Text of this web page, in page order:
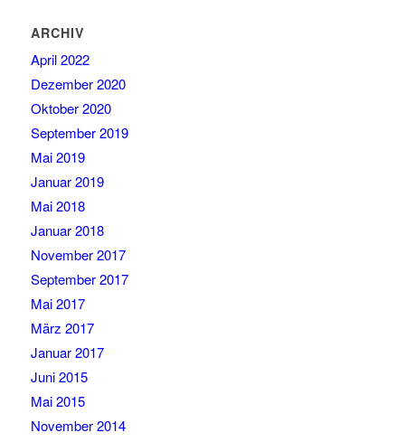
ARCHIV
April 2022
Dezember 2020
Oktober 2020
September 2019
Mai 2019
Januar 2019
Mai 2018
Januar 2018
November 2017
September 2017
Mai 2017
März 2017
Januar 2017
Juni 2015
Mai 2015
November 2014